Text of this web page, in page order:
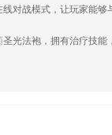
将刷题模式变得多样
课，免费课，专题微
方便快捷;
线对战模式，让玩家能
圣光法袍，拥有治疗技能